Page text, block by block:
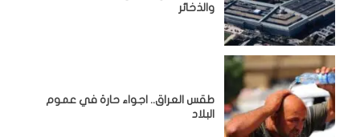
والذخائر
طقس العراق.. اجواء حارة في عموم
البلاد